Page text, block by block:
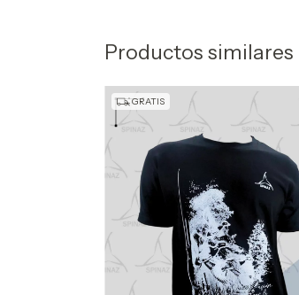
Productos similares
GRATIS